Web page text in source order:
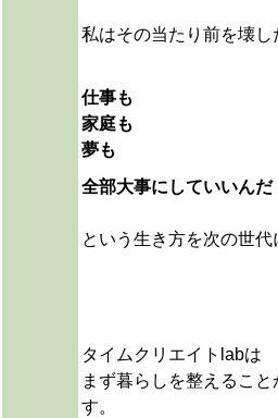
私はその当たり前を壊し
仕事も
家庭も
夢も
全部大事にしていいんだ
という生き方を次の世代
タイムクリエイトlabは
まず暮らしを整えること
す。